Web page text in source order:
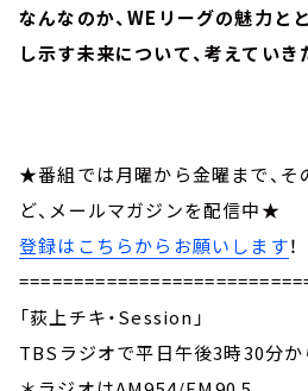
なんなのか、WEリーグの魅力と
し示す未来について、考えていき
★番組では月曜から金曜まで、
ど、メールマガジンを配信中★
登録はこちらからお願いします！
「荻上チキ・Session」
TBSラジオで平日午後3時30分か